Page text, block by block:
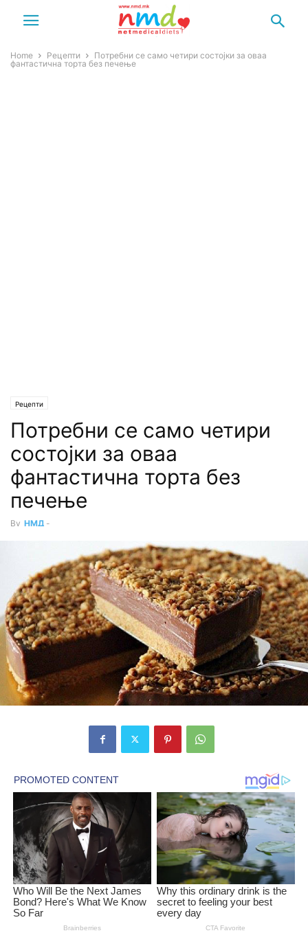
Home Рецепти
Потребни се само четири состојки за оваа
фантастична торта без печење
Рецепти
Потребни се само четири
состојки за оваа
фантастична торта без
печење
By НМД -